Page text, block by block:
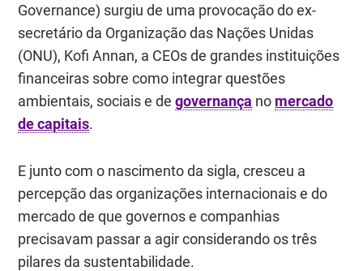
Governance) surgiu de uma provocação do ex-
secretário da Organização das Nações Unidas
(ONU), Kofi Annan, a CEOs de grandes instituições
financeiras sobre como integrar questões
ambientais, sociais e degovernança no mercado
de capitais.
E junto com o nascimento da sigla, cresceu a
percepção das organizações internacionais e do
mercado de que governos e companhias
precisavam passar a agir considerando os três
pilares da sustentabilidade.